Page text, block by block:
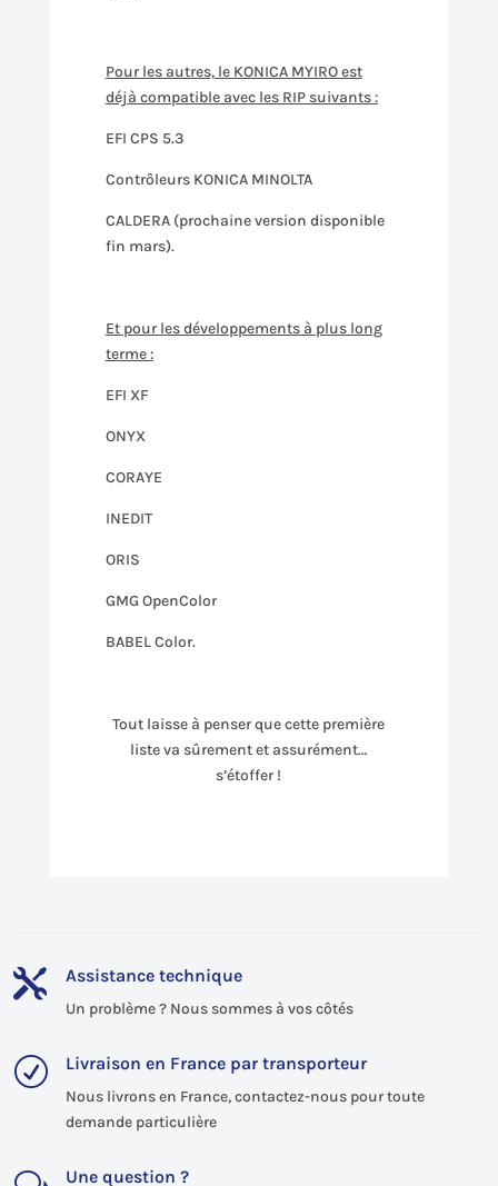
Pour les autres, le KONICA MYIRO est
déjà compatible avec les RIP suivants :
EFI CPS 5.3
Contrôleurs KONICA MINOLTA
CALDERA (prochaine version disponible
fin mars).
Et pour les développements à plus long
terme :
EFI XF
ONYX
CORAYE
INEDIT
ORIS
GMG OpenColor
BABEL Color.
Tout laisse à penser que cette première
liste va sûrement et assurément…
s’étoffer !
 Assistance technique
Un problème ? Nous sommes à vos côtés
R Livraison en France par transporteur
Nous livrons en France, contactez-nous pour toute
demande particulière
Une question ?